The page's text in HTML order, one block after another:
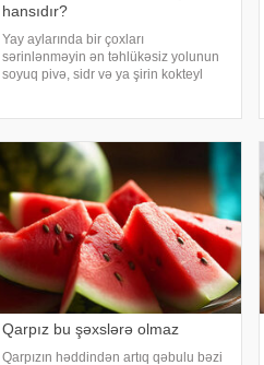
hansıdır?
Yay aylarında bir çoxları
sərinlənməyin ən təhlükəsiz yolunun
soyuq pivə, sidr və ya şirin kokteyl
vaxt zərərsi
Qarpız bu şəxslərə olmaz
Qarpızın həddindən artıq qəbulu bəzi